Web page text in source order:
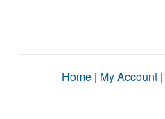
Home | My Account |